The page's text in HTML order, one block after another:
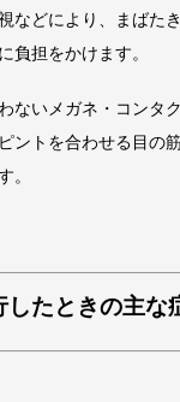
などにより、まばた
負担をかけます。
ないメガネ・コンタ
ントを合わせる目の
。
したときの主な